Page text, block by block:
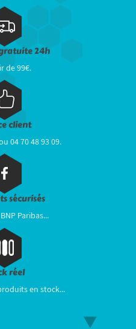
24h
de 99€.
client
04 70 48 93 09.
sécurisés
Paribas...
réel
en stock...